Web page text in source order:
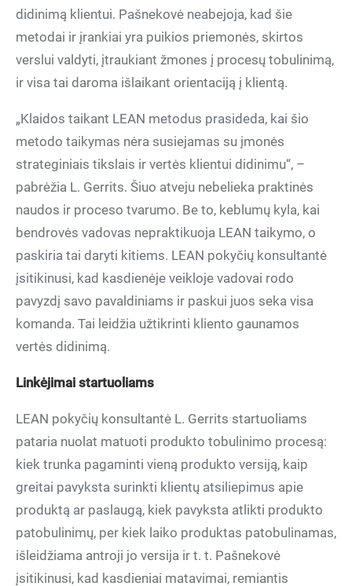
didinimą klientui. Pašnekovė neabejoja, kad šie
metodai ir įrankiai yra puikios priemonės, skirtos
verslui valdyti, įtraukiant žmones į procesų tobulinimą,
ir visa tai daroma išlaikant orientaciją į klientą.
„Klaidos taikant LEAN metodus prasideda, kai šio
metodo taikymas nėra susiejamas su įmonės
strateginiais tikslais ir vertės klientui didinimu“, –
pabrėžia L. Gerrits. Šiuo atveju nebelieka praktinės
naudos ir proceso tvarumo. Be to, keblumų kyla, kai
bendrovės vadovas nepraktikuoja LEAN taikymo, o
paskiria tai daryti kitiems. LEAN pokyčių konsultantė
įsitikinusi, kad kasdienėje veikloje vadovai rodo
pavyzdį savo pavaldiniams ir paskui juos seka visa
komanda. Tai leidžia užtikrinti kliento gaunamos
vertės didinimą.
Linkėjimai startuoliams
LEAN pokyčių konsultantė L. Gerrits startuoliams
pataria nuolat matuoti produkto tobulinimo procesą:
kiek trunka pagaminti vieną produkto versiją, kaip
greitai pavyksta surinkti klientų atsiliepimus apie
produktą ar paslaugą, kiek pavyksta atlikti produkto
patobulinimų, per kiek laiko produktas patobulinamas,
išleidžiama antroji jo versija ir t. t. Pašnekovė
įsitikinusi, kad kasdieniai matavimai, remiantis